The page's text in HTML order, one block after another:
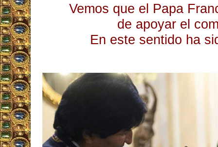
Vemos que el Papa
de apoyar el
En este sentido ha